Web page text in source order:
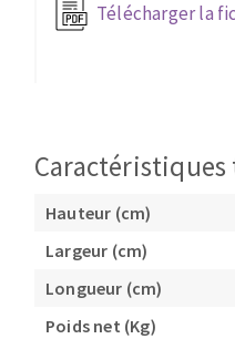
Ponceuses
Tours à métaux
Tables
Fraises scies
Rubans
Fraise HSS
Forets métaux
Télécharger la
Hauteur (cm)
Largeur (cm)
Longueur (cm)
Poids net (Kg)